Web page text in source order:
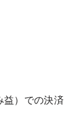
益）での決済